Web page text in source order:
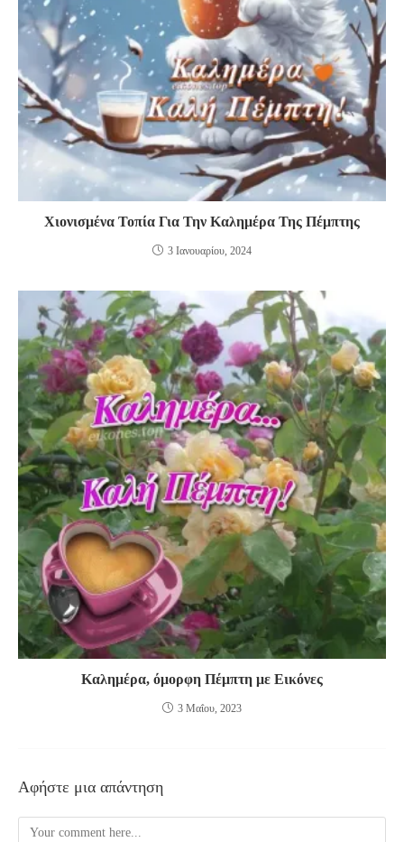
Χιονισμένα Τοπία Για Την Καλημέρα Της Πέμπτης
3 Ιανουαρίου, 2024
Καλημέρα, όμορφη Πέμπτη με Εικόνες
3 Μαΐου, 2023
Αφήστε μια απάντηση
Comment